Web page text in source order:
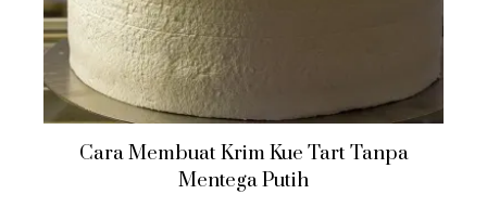
Cara Membuat Krim Kue Tart Tanpa
Mentega Putih